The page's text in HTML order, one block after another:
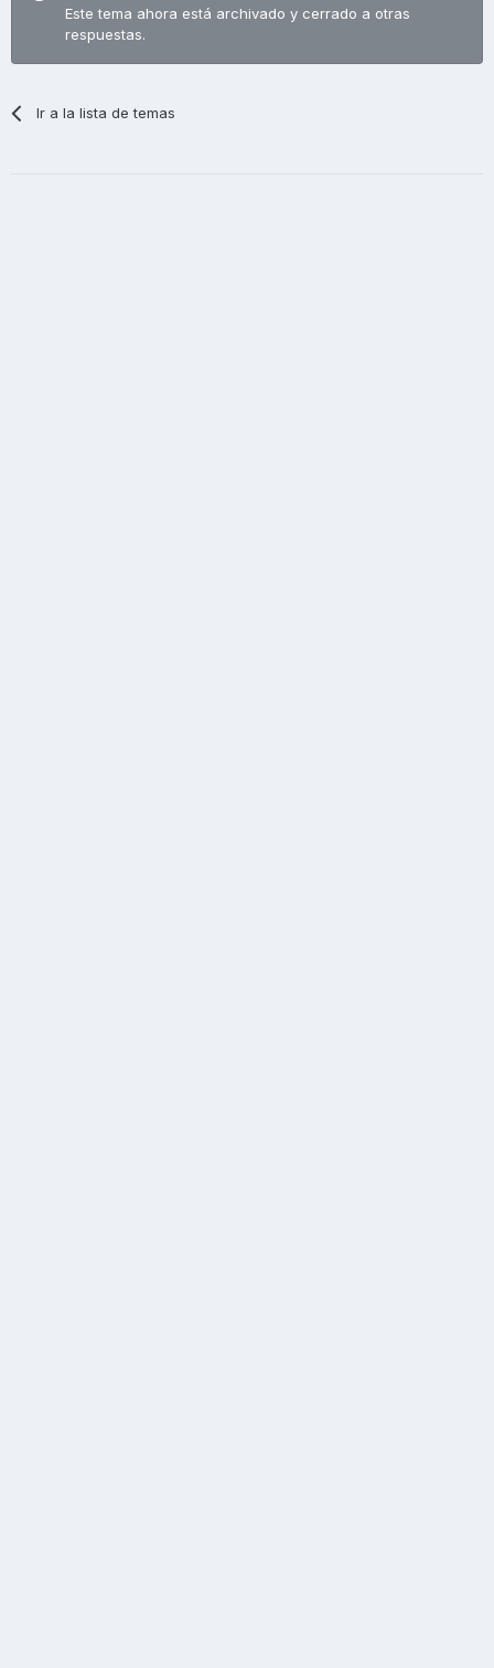
Este tema ahora está archivado y cerrado a otras
respuestas.
Ir a la lista de temas